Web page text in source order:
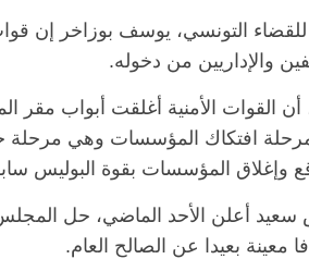
التونسي، يوسف بوزاخر إن
والإداريين من دخوله.
الأمنية أغلقت أبواب مقر
مرحلة افتكاك المؤسسات وهي
وإغلاق المؤسسات بقوة البوليس
أعلن الأحد الماضي، حل
معينة بعيدا عن الصالح العام.